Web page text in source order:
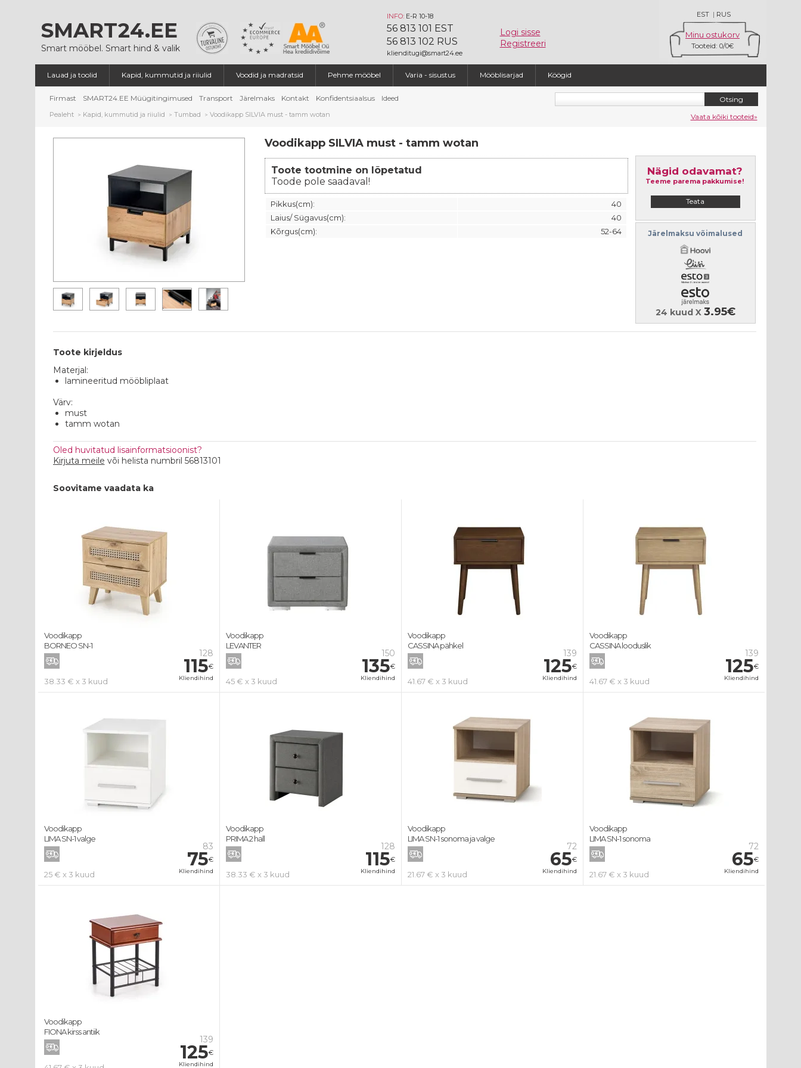
SMART24.EE
Smart mööbel. Smart hind & valik
RUS
|
EST
Minu ostukorv
Tooteid: 0/0€
INFO:E-R 10-18
56 813 101 EST
56 813 102 RUS
klienditugi@smart24.ee
Logi sisse
Registreeri
Lauad ja toolid Kapid, kummutid ja riiulid Voodid ja madratsid Pehme mööbel Varia - sisustus Mööblisarjad Köögid
Firmast SMART24.EE Müügitingimused Transport Järelmaks Kontakt Konfidentsiaalsus Ideed
Vaata kõiki tooteid»
Pealeht > Kapid, kummutid ja riiulid > Tumbad > Voodikapp SILVIA must - tamm wotan
Voodikapp SILVIA must - tamm wotan
Toote tootmine on lõpetatud
Toode pole saadaval!
Pikkus(cm):
40
Laius/ Sügavus(cm):
40
Kõrgus(cm):
52-64
Nägid odavamat?
Teeme parema pakkumise!
Teata
Järelmaksu võimalused
24 kuud X 3.95€
Toote kirjeldus
Materjal:
lamineeritud mööbliplaat
Värv:
must
tamm wotan
Oled huvitatud lisainformatsioonist?
Kirjuta meile või helista numbril 56813101
Soovitame vaadata ka
128
115€
Kliendihind
38.33 € x 3 kuud
Voodikapp
BORNEO SN-1
150
135€
Kliendihind
45 € x 3 kuud
Voodikapp
LEVANTER
139
125€
Kliendihind
41.67 € x 3 kuud
Voodikapp
CASSINA pähkel
139
125€
Kliendihind
41.67 € x 3 kuud
Voodikapp
CASSINA looduslik
83
75€
Kliendihind
25 € x 3 kuud
Voodikapp
LIMA SN-1 valge
128
115€
Kliendihind
38.33 € x 3 kuud
Voodikapp
PRIMA 2 hall
72
65€
Kliendihind
21.67 € x 3 kuud
Voodikapp
LIMA SN-1 sonoma ja valge
72
65€
Kliendihind
21.67 € x 3 kuud
Voodikapp
LIMA SN-1 sonoma
139
125€
Kliendihind
Voodikapp
FIONA kirss antiik